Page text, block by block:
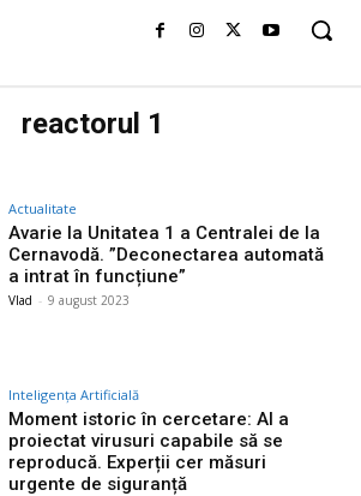
reactorul 1
Actualitate
Avarie la Unitatea 1 a Centralei de la
Cernavodă. ”Deconectarea automată
a intrat în funcțiune”
Vlad - 9 august 2023
Inteligența Artificială
Moment istoric în cercetare: AI a
proiectat virusuri capabile să se
reproducă. Experții cer măsuri
urgente de siguranță